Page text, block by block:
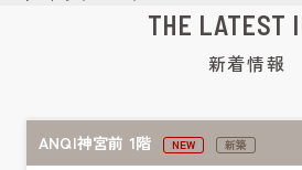
THE LATEST
新着情報
ANQI神宮前 1階 NEW 新築